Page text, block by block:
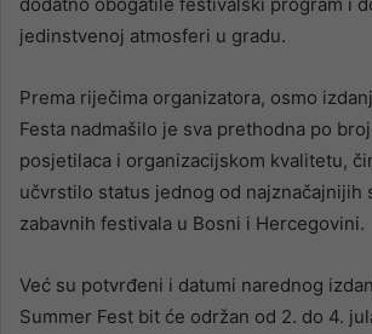
jedinstvenoj atmosferi u gradu.
Prema riječima organizatora, osmo
Festa nadmašilo je sva prethodna po
posjetilaca i organizacijskom kvalitetu,
učvrstilo status jednog od najznačajnijih
zabavnih festivala u Bosni i Hercegovini.
Već su potvrđeni i datumi narednog
Summer Fest bit će održan od 2. do 4.